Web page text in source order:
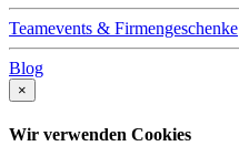
Teamevents & Firmengeschenke
Blog
×
Wir verwenden Cookies